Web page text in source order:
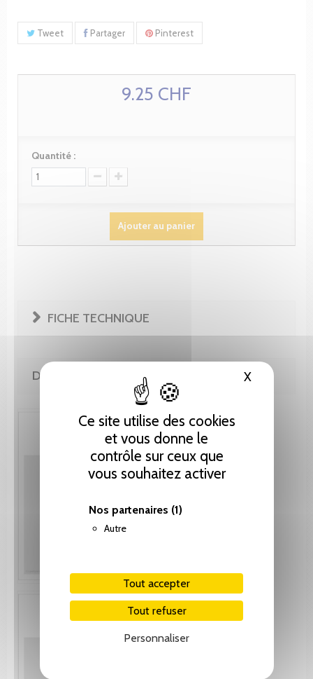
Ce site utilise des cookies
et vous donne le
contrôle sur ceux que
vous souhaitez activer
Nos partenaires (1)
Autre
Tout accepter
Tout refuser
Personnaliser
XMasquer
Tweet Partager Pinterest
9.25 CHF
Quantité :
Ajouter au panier
FICHE TECHNIQUE
DE MÊME AUTEUR(E)